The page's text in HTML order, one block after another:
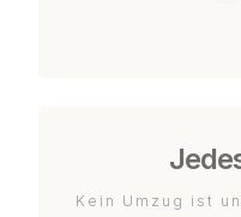
Kein Umzug ist